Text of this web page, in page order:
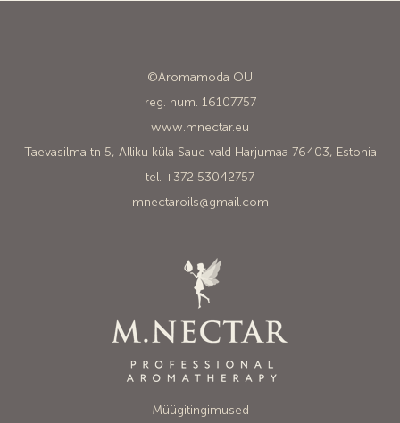
©Aromamoda OÜ
reg. num. 16107757
www.mnectar.eu
Taevasilma tn 5, Alliku küla Saue vald Harjumaa 76403, Estonia
tel. +372 53042757
mnectaroils@gmail.com
Müügitingimused